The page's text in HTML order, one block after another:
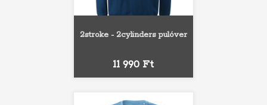
2stroke - 2cylinders pulóver
Ár
11 990 Ft